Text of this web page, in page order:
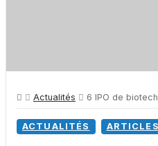
Actualités 6 IPO de biotechs
ACTUALITÉS ARTICLES